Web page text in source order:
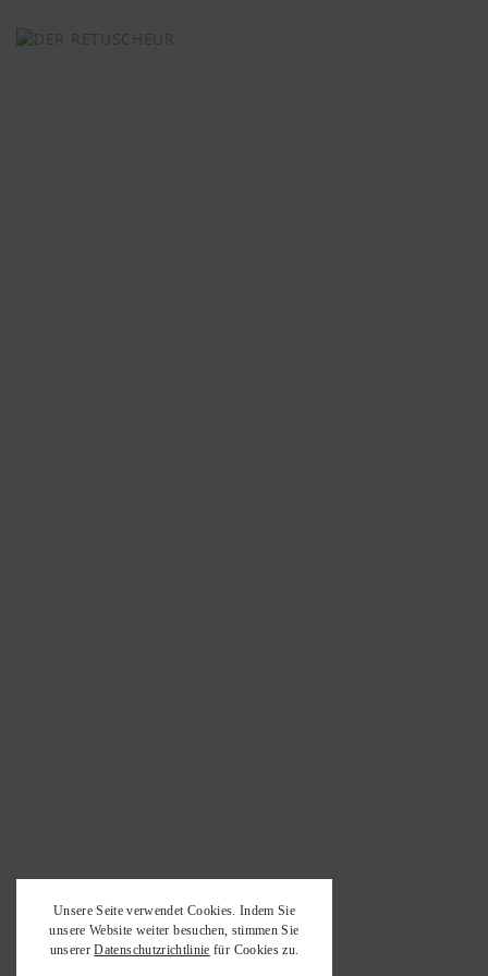
Unsere Seite verwendet Cookies. Indem Sie
unsere Website weiter besuchen, stimmen Sie
unsererDatenschutzrichtlinie für Cookies zu.